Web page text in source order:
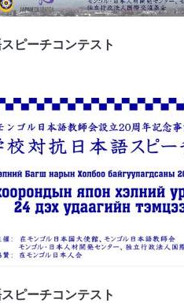
ピーチコンテスト
ピーチコンテスト